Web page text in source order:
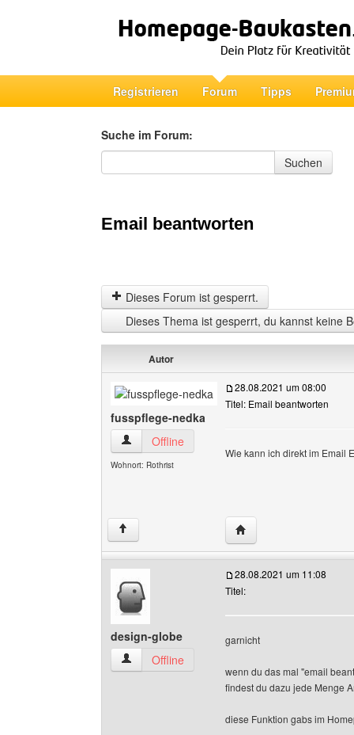
Registrieren Forum Tipps
Suche im Forum:
Suche im Forum
Suchen
Email beantworten
Dieses Forum ist gesperrt.
Dieses Thema ist gesperrt, du kannst keine
Autor
fusspflege-nedka
fusspflege-nedka Benutzer-Profile anzeigen
Offline
Wohnort: Rothrist
28.08.2021 um 08:00
Titel: Email beantworten
Wie kann ich direkt im Email
↑ Website dieses
design-globe
design-globe Benutzer-Profile anzeigen
Offline
28.08.2021 um 11:08
Titel:
garnicht
wenn du das mal "email
findest du dazu jede Menge
diese Funktion gabs im